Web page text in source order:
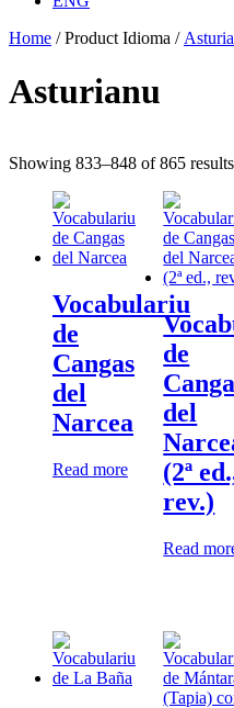
Home / Product Idioma /
Asturianu
Showing 833–848 of 865 results
Vocabulariu
de
Cangas
del
Narcea
Read more
de
del
(2ª
rev.)
Read